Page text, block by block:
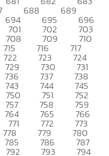
688 689
694 695 696
701 702 703
708 709 710
715 716 717
722 723 724
729 730 731
736 737 738
743 744 745
750 751 752
757 758 759
764 765 766
771 772 773
778 779 780
785 786 787
792 793 794